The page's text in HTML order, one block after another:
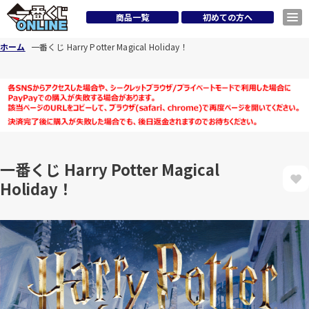
商品一覧 初めての方へ
ホーム 一番くじ Harry Potter Magical Holiday！
一番くじ Harry Potter Magical
Holiday！